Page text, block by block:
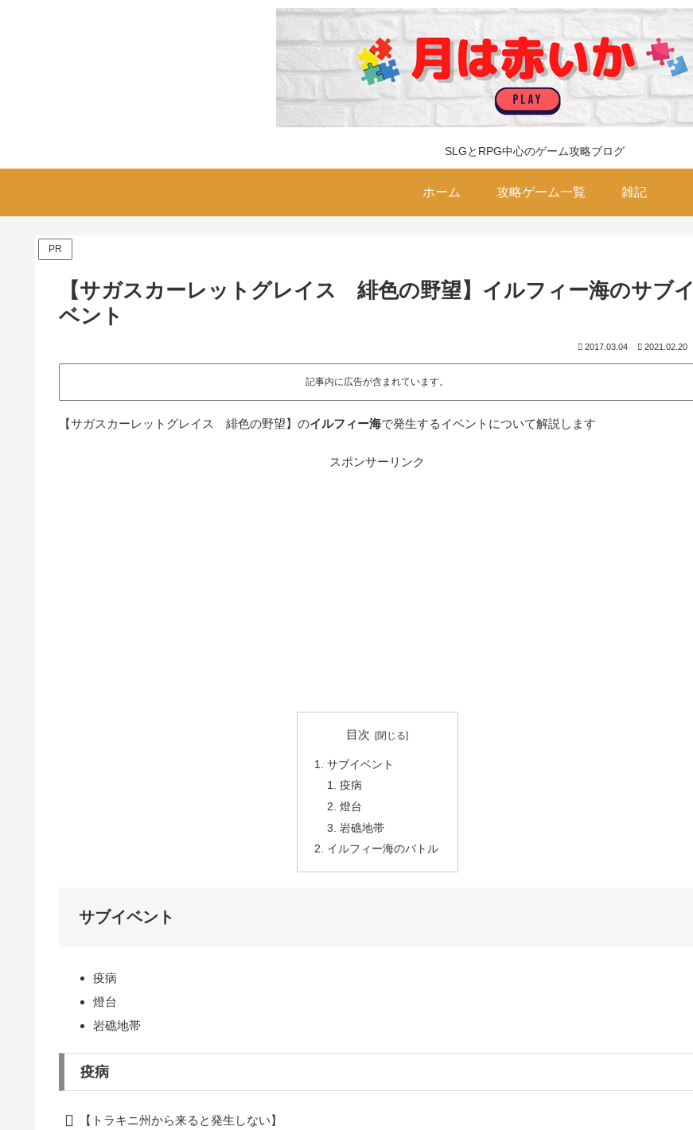
SLGとRPG中心のゲーム攻略ブログ
ホーム 攻略ゲーム一覧 雑記
PR
【サガスカーレットグレイス 緋色の野望】イルフィー海のサブイ
ベント
2017.03.04 2021.02.20
記事内に広告が含まれています。
【サガスカーレットグレイス 緋色の野望】のイルフィー海で発生するイベントについて解説します
スポンサーリンク
目次
サブイベント
疫病
燈台
岩礁地帯
イルフィー海のバトル
サブイベント
疫病
燈台
岩礁地帯
疫病
【トラキニ州から来ると発生しない】